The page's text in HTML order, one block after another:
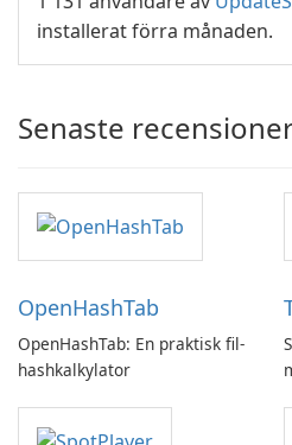
installerat förra månaden.
Senaste
OpenHashTab
OpenHashTab: En praktisk fil-
hashkalkylator